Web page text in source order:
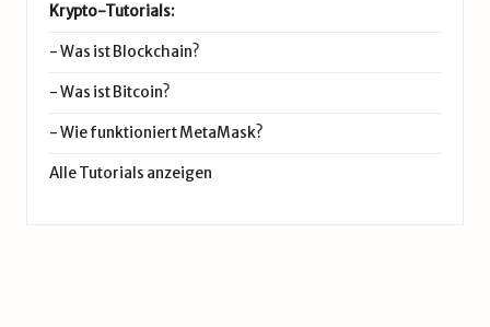
Krypto-Tutorials:
-Was ist Blockchain?
-Was ist Bitcoin?
-Wie funktioniert MetaMask?
Alle Tutorials anzeigen